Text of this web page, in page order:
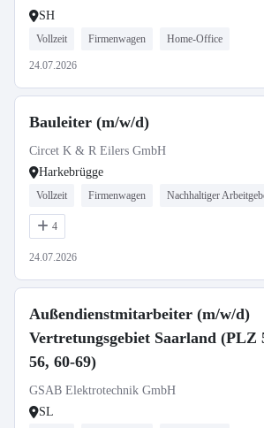
SH
Vollzeit Firmenwagen Home-Office
24.07.2026
Bauleiter (m/w/d)
Circet K & R Eilers GmbH
Harkebrügge
Vollzeit Firmenwagen Nachhaltiger
4
24.07.2026
Außendienstmitarbeiter (m/w/d)
Vertretungsgebiet Saarland (PLZ
56, 60-69)
GSAB Elektrotechnik GmbH
SL